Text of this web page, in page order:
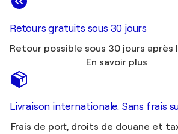
Retours gratuits sous 30 jours
Retour possible sous 30 jours après
En savoir plus
Livraison internationale. Sans frais
Frais de port, droits de douane et